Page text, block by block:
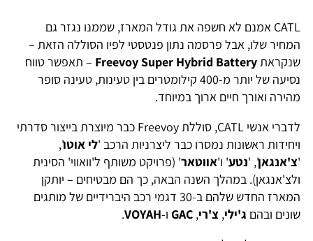
CATL אמנם לא חשפה את גודל המארז, שממנו נגזר גם
המחיר שלו, אבל פרסמה נתון פנטסטי לפיו הסוללה הזאת –
שנקראתFreevoy Super Hybrid Battery – תאפשר טווח
נסיעה של יותר מ-400 קילומטרים בין טעינות, טעינה סופר
מהירה ואורך חיים ארוך במיוחד.
לדברי אנשי CATL, סוללת Freevoy כבר מיוצרת בייצור סדרתי
ויחידות ראשונות נמסרו כבר ליצרניות הרכב 'לי אוטו',
'צ'אנגאן', 'נטע' ו'אווטאר' (פרויקט משותף ל'וואווי' הסינית
ולצ'אנגאן). במהלך השנה הבאה, כך הם מבטיחים – יותקן
המארז החדש שלהם ב-30 דגמי רכב היברידיים של מותגים
שונים ובהם ג'ילי, צ'רי,
GAC ו-VOYAH
.